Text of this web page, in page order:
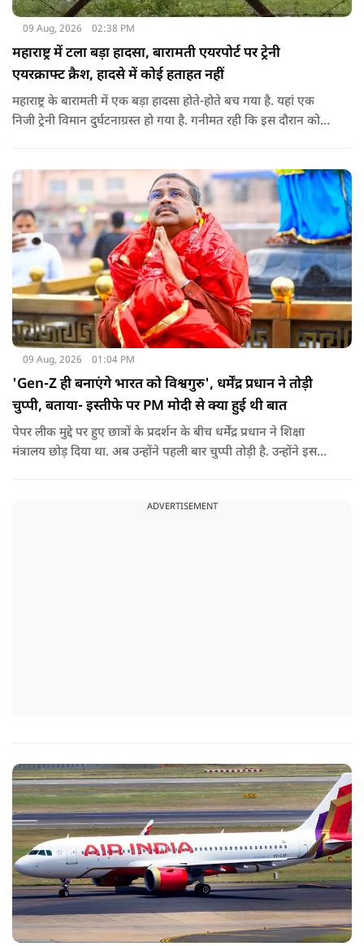
09 Aug, 2026 02:38 PM
महाराष्ट्र में टला बड़ा हादसा, बारामती एयरपोर्ट पर ट्रेनी
एयरक्राफ्ट क्रैश, हादसे में कोई हताहत नहीं
महाराष्ट्र के बारामती में एक बड़ा हादसा होते-होते बच गया है. यहां एक
निजी ट्रेनी विमान दुर्घटनाग्रस्त हो गया है. गनीमत रही कि इस दौरान कोई
09 Aug, 2026 01:04 PM
'Gen-Z ही बनाएंगे भारत को विश्वगुरु', धर्मेंद्र प्रधान ने तोड़ी
चुप्पी, बताया- इस्तीफे पर PM मोदी से क्या हुई थी बात
पेपर लीक मुद्दे पर हुए छात्रों के प्रदर्शन के बीच धर्मेंद्र प्रधान ने शिक्षा
मंत्रालय छोड़ दिया था. अब उन्होंने पहली बार चुप्पी तोड़ी है. उन्होंने इस
ADVERTISEMENT